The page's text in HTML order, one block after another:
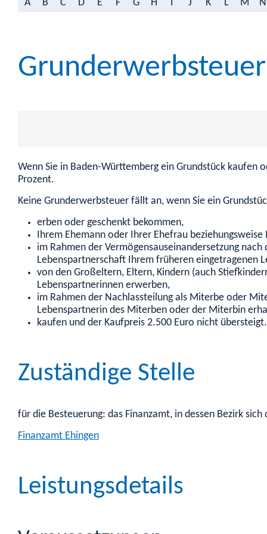
A B C D E F G H J K L M N
Wenn Sie in Baden-Württemberg ein Grundstück kaufen
Prozent.
Keine Grunderwerbsteuer fällt an, wenn Sie ein
erben oder geschenkt bekommen,
Ihrem Ehemann oder Ihrer Ehefrau
im Rahmen der Vermögensauseinandersetzung
Lebenspartnerschaft Ihrem früheren eingetragenen
von den Großeltern, Eltern, Kindern (auch
Lebenspartnerinnen erwerben,
im Rahmen der Nachlassteilung als Miterbe oder
Lebenspartnerin des Miterben oder der Miterbin
kaufen und der Kaufpreis 2.500 Euro nicht übersteigt.
Zuständige Stelle
für die Besteuerung: das Finanzamt, in dessen Bezirk
Finanzamt Ehingen
Leistungsdetails